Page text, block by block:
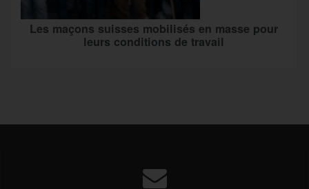
Les maçons suisses mobilisés en masse pour
leurs conditions de travail